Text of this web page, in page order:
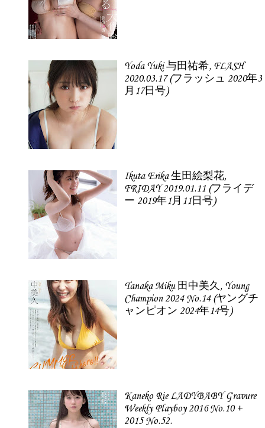
Yoda Yuki 与田祐希, FLASH
2020.03.17 (フラッシュ 2020年3
月17日号)
Ikuta Erika 生田絵梨花,
FRIDAY 2019.01.11 (フライデ
ー 2019年1月11日号)
Tanaka Miku 田中美久, Young
Champion 2024 No.14 (ヤングチ
ャンピオン 2024年14号)
Kaneko Rie LADYBABY Gravure
Weekly Playboy 2016 No.10 +
2015 No.52.